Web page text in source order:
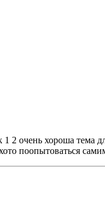
2 очень хороша тема
поопытоваться